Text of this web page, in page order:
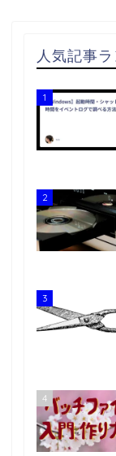
人気記事
1
2
3
4